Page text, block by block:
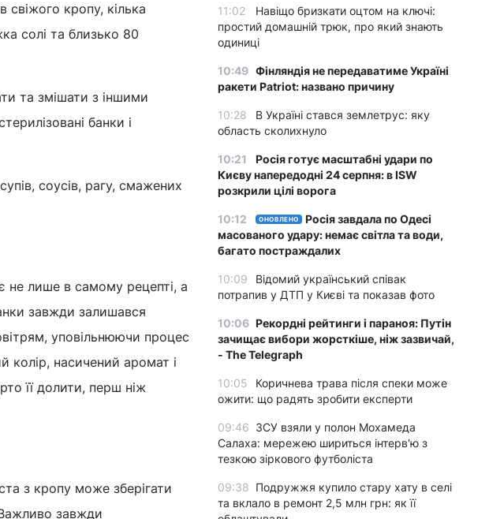
кропу, кілька
солі та близько 80
та змішати з іншими
банки і
соусів, рагу, смажених
не лише в самому рецепті, а
завжди залишався
уповільнюючи процес
колір, насичений аромат і
її долити, перш ніж
з кропу може зберігати
Важливо завжди
11:02
Навіщо бризкати оцтом на ключі:
простий домашній трюк, про який знають
одиниці
10:49 Фінляндія не передаватиме Україні
ракети Patriot: названо причину
10:28
В Україні стався землетрус: яку
область сколихнуло
10:21
Росія готує масштабні удари по
Києву напередодні 24 серпня: в ISW
розкрили цілі ворога
10:12 ОНОВЛЕНО
Росія завдала по Одесі
масованого удару: немає світла та води,
багато постраждалих
10:09
Відомий український співак
потрапив у ДТП у Києві та показав фото
10:06 Рекордні рейтинги і параноя: Путін
зачищає вибори жорсткіше, ніж зазвичай,
- The Telegraph
10:05
Коричнева трава після спеки може
ожити: що радять зробити експерти
09:46 ЗСУ взяли у полон Мохамеда
Салаха: мережею шириться інтерв'ю з
тезкою зіркового футболіста
09:38 Подружжя купило стару хату в селі
та вклало в ремонт 2,5 млн грн: як її